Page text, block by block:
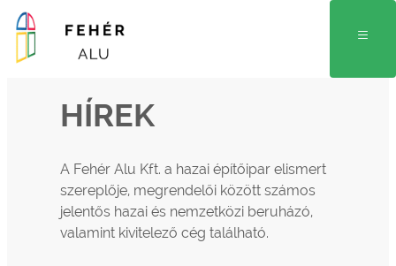
HÍREK
A Fehér Alu Kft. a hazai építőipar elismert
szereplője, megrendelői között számos
jelentős hazai és nemzetközi beruházó,
valamint kivitelező cég található.